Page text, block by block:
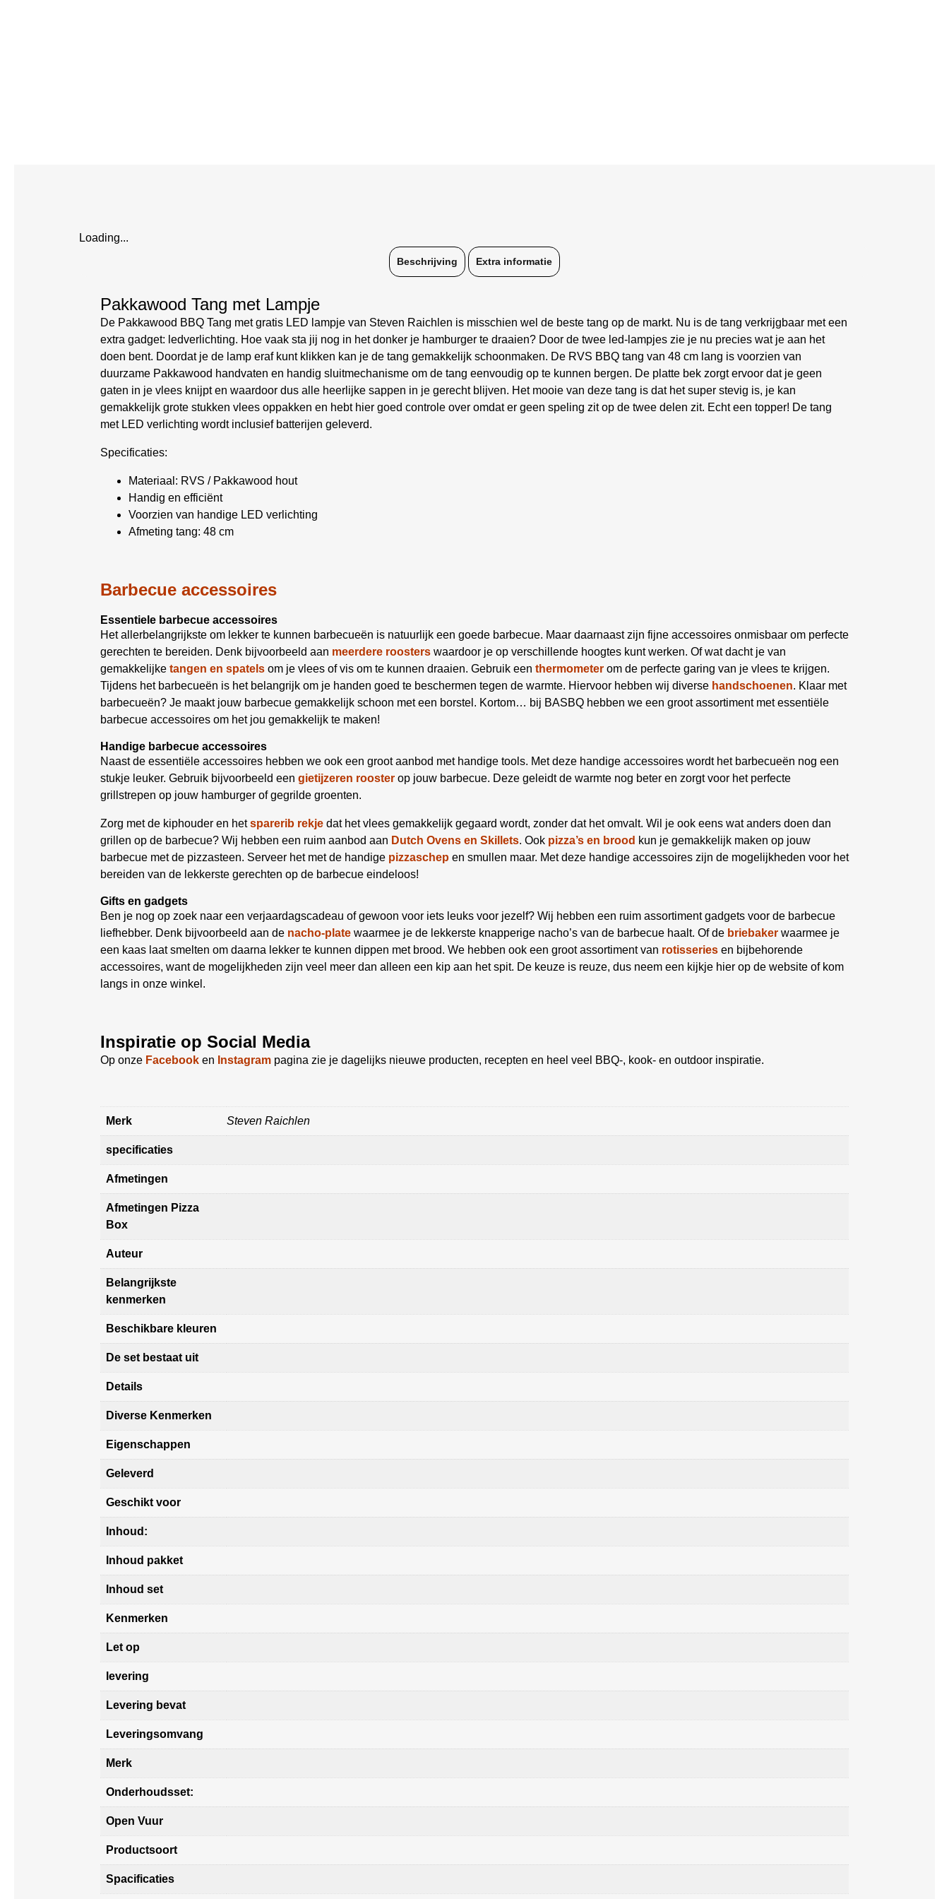
Loading...
Beschrijving Extra informatie
Pakkawood Tang met Lampje
De Pakkawood BBQ Tang met gratis LED lampje van Steven Raichlen is misschien wel de beste tang op de markt. Nu is de tang verkrijgbaar met een
extra gadget: ledverlichting. Hoe vaak sta jij nog in het donker je hamburger te draaien? Door de twee led-lampjes zie je nu precies wat je aan het
doen bent. Doordat je de lamp eraf kunt klikken kan je de tang gemakkelijk schoonmaken. De RVS BBQ tang van 48 cm lang is voorzien van
duurzame Pakkawood handvaten en handig sluitmechanisme om de tang eenvoudig op te kunnen bergen. De platte bek zorgt ervoor dat je geen
gaten in je vlees knijpt en waardoor dus alle heerlijke sappen in je gerecht blijven. Het mooie van deze tang is dat het super stevig is, je kan
gemakkelijk grote stukken vlees oppakken en hebt hier goed controle over omdat er geen speling zit op de twee delen zit. Echt een topper! De tang
met LED verlichting wordt inclusief batterijen geleverd.
Specificaties:
Materiaal: RVS / Pakkawood hout
Handig en efficiënt
Voorzien van handige LED verlichting
Afmeting tang: 48 cm
Barbecue accessoires
Essentiele barbecue accessoires
Het allerbelangrijkste om lekker te kunnen barbecueën is natuurlijk een goede barbecue. Maar daarnaast zijn fijne accessoires onmisbaar om perfecte
gerechten te bereiden. Denk bijvoorbeeld aan meerdere roosters waardoor je op verschillende hoogtes kunt werken. Of wat dacht je van
gemakkelijke tangen en spatels om je vlees of vis om te kunnen draaien. Gebruik een thermometer om de perfecte garing van je vlees te krijgen.
Tijdens het barbecueën is het belangrijk om je handen goed te beschermen tegen de warmte. Hiervoor hebben wij diverse handschoenen. Klaar met
barbecueën? Je maakt jouw barbecue gemakkelijk schoon met een borstel. Kortom… bij BASBQ hebben we een groot assortiment met essentiële
barbecue accessoires om het jou gemakkelijk te maken!
Handige barbecue accessoires
Naast de essentiële accessoires hebben we ook een groot aanbod met handige tools. Met deze handige accessoires wordt het barbecueën nog een
stukje leuker. Gebruik bijvoorbeeld een gietijzeren rooster op jouw barbecue. Deze geleidt de warmte nog beter en zorgt voor het perfecte
grillstrepen op jouw hamburger of gegrilde groenten.
Zorg met de kiphouder en hetsparerib rekje dat het vlees gemakkelijk gegaard wordt, zonder dat het omvalt. Wil je ook eens wat anders doen dan
grillen op de barbecue? Wij hebben een ruim aanbod aan Dutch Ovens en Skillets. Ook pizza’s en brood kun je gemakkelijk maken op jouw
barbecue met de pizzasteen. Serveer het met de handige pizzaschep en smullen maar. Met deze handige accessoires zijn de mogelijkheden voor het
bereiden van de lekkerste gerechten op de barbecue eindeloos!
Gifts en gadgets
Ben je nog op zoek naar een verjaardagscadeau of gewoon voor iets leuks voor jezelf? Wij hebben een ruim assortiment gadgets voor de barbecue
liefhebber. Denk bijvoorbeeld aan de nacho-plate waarmee je de lekkerste knapperige nacho’s van de barbecue haalt. Of de briebaker waarmee je
een kaas laat smelten om daarna lekker te kunnen dippen met brood. We hebben ook een groot assortiment van rotisseries en bijbehorende
accessoires, want de mogelijkheden zijn veel meer dan alleen een kip aan het spit. De keuze is reuze, dus neem een kijkje hier op de website of kom
langs in onze winkel.
Inspiratie op Social Media
Op onze Facebook en Instagram pagina zie je dagelijks nieuwe producten, recepten en heel veel BBQ-, kook- en outdoor inspiratie.
Merk Steven Raichlen
specificaties
Afmetingen
Afmetingen Pizza
Box
Auteur
Belangrijkste
kenmerken
Beschikbare kleuren
De set bestaat uit
Details
Diverse Kenmerken
Eigenschappen
Geleverd
Geschikt voor
Inhoud:
Inhoud pakket
Inhoud set
Kenmerken
Let op
levering
Levering bevat
Leveringsomvang
Merk
Onderhoudsset:
Open Vuur
Productsoort
Spacificaties